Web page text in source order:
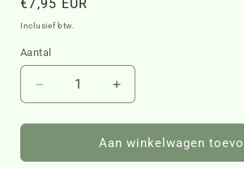
Normale
prijs
€7,95 EUR
Inclusief btw.
Aantal
Aantal
verlagen
voor
Candle
Aantal
verhogen
voor
Rustic
Candle
Aan winkelwagen